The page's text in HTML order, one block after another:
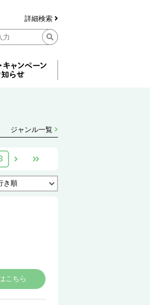
詳細検索
ジャンル一覧
こちら